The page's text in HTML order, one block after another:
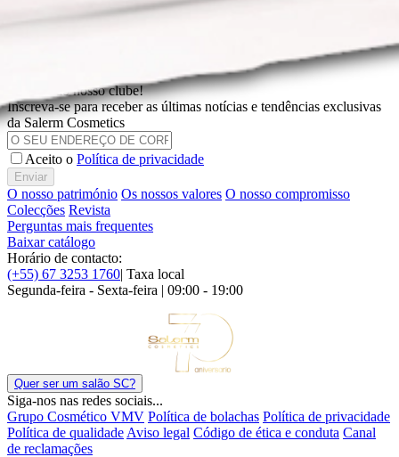
Junte-se ao nosso clube!
Inscreva-se para receber as últimas notícias e tendências exclusivas
da Salerm Cosmetics
Aceito o Política de privacidade
Enviar
O nosso património Os nossos valores O nosso compromisso
Colecções Revista
Perguntas mais frequentes
Baixar catálogo
Horário de contacto:
(+55) 67 3253 1760| Taxa local
Segunda-feira - Sexta-feira | 09:00 - 19:00
Quer ser um salão SC?
Siga-nos nas redes sociais...
Grupo Cosmético VMV Política de bolachas Política de privacidade
Política de qualidade Aviso legal Código de ética e conduta Canal
de reclamações